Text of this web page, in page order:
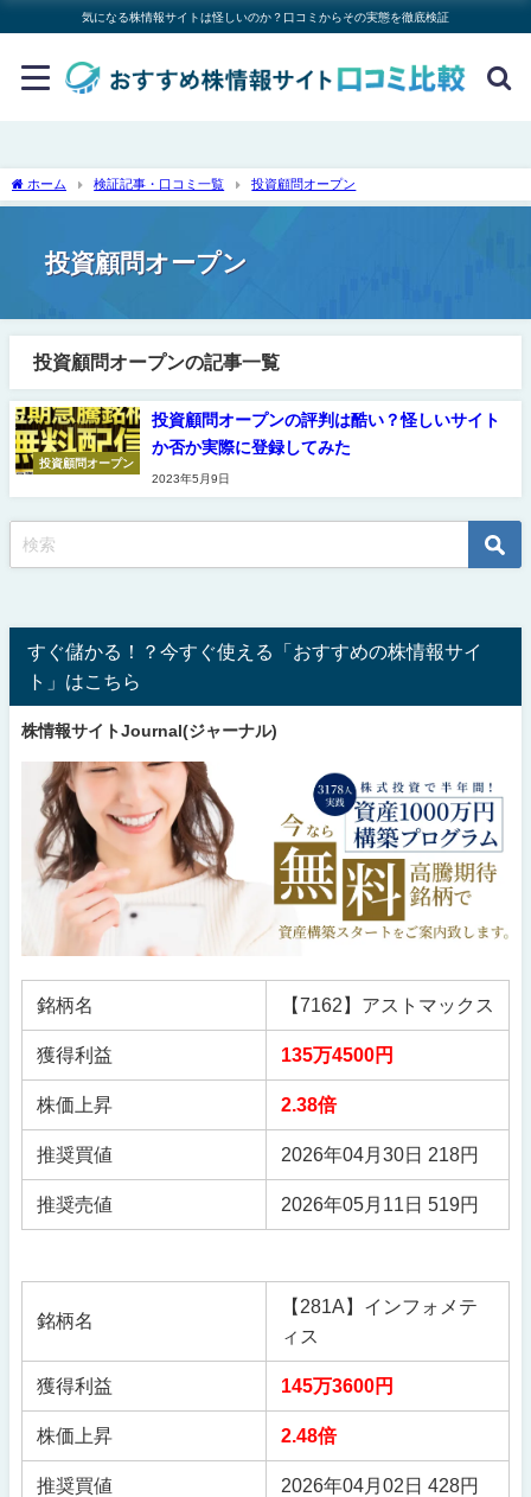
気になる株情報サイトは怪しいのか？口コミからその実態を徹底検証
ホーム 検証記事・口コミ一覧 投資顧問オープン
投資顧問オープン
投資顧問オープンの記事一覧
投資顧問オープン
投資顧問オープンの評判は酷い？怪しいサイト
か否か実際に登録してみた
2023年5月9日
すぐ儲かる！？今すぐ使える「おすすめの株情報サイ
ト」はこちら
株情報サイトJournal(ジャーナル)
銘柄名 【7162】アストマックス
獲得利益 135万4500円
株価上昇 2.38倍
推奨買値 2026年04月30日 218円
推奨売値 2026年05月11日 519円
銘柄名
【281A】インフォメテ
ィス
獲得利益 145万3600円
株価上昇 2.48倍
推奨買値 2026年04月02日 428円